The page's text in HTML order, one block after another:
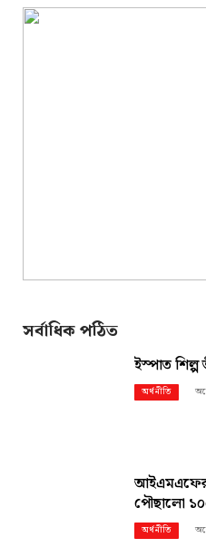
সর্বাধিক পঠিত
ইস্পাত
অর্থনীতি
আইএমএফের
পৌছালো
অর্থনীতি